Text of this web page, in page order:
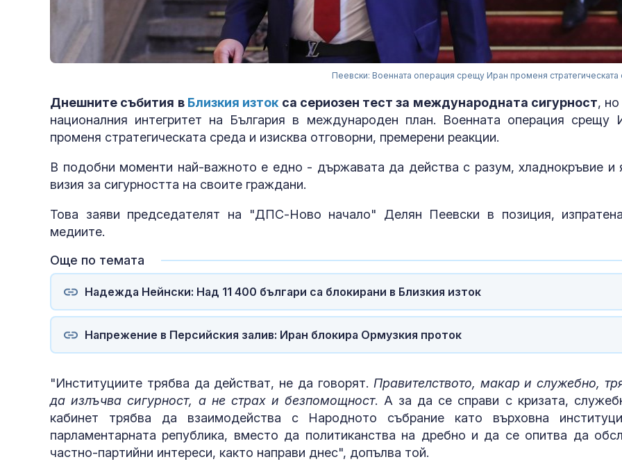
Пеевски: Военната операция срещу Иран променя стратегическата
Днешните събития в Близкия изток са сериозен тест за международната сигурност, но
националния интегритет на България в международен план. Военната операция срещу
променя стратегическата среда и изисква отговорни, премерени реакции.
В подобни моменти най-важното е едно - държавата да действа с разум, хладнокръвие и
визия за сигурността на своите граждани.
Това заяви председателят на "ДПС-Ново начало" Делян Пеевски в позиция,
медиите.
Още по темата
Надежда Нейнски: Над 11 400 българи са блокирани в Близкия изток
Напрежение в Персийския залив: Иран блокира Ормузкия проток
"Институциите трябва да действат, не да говорят. Правителството, макар и служебно,
да излъчва сигурност, а не страх и безпомощност. А за да се справи с кризата,
кабинет трябва да взаимодейства с Народното събрание като върховна
парламентарната република, вместо да политиканства на дребно и да се опитва да
частно-партийни интереси, както направи днес", допълва той.
НЛО
Антонио
ми се случи
от 72